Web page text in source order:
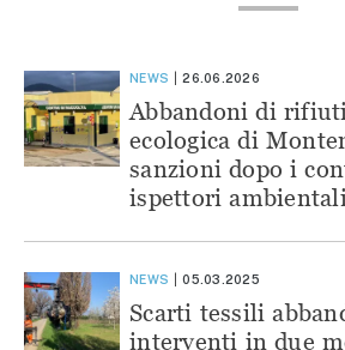
NEWS 26.06.2026
Abbandoni di
ecologica di
sanzioni dopo i
ispettori ambientali
NEWS 05.03.2025
Scarti tessili
interventi in due